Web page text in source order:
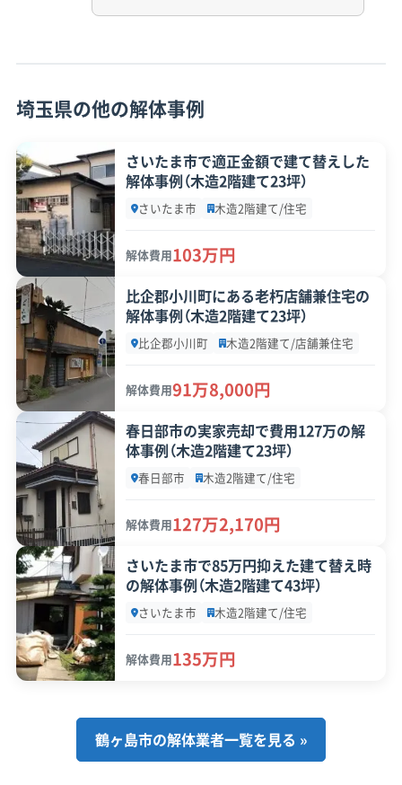
埼玉県の他の解体事例
さいたま市で適正金額で建て替えした
解体事例（木造2階建て23坪）
さいたま市 木造2階建て/住宅
解体費用103万円
比企郡小川町にある老朽店舗兼住宅の
解体事例（木造2階建て23坪）
比企郡小川町 木造2階建て/店舗兼住宅
解体費用91万8,000円
春日部市の実家売却で費用127万の解
体事例（木造2階建て23坪）
春日部市 木造2階建て/住宅
解体費用127万2,170円
さいたま市で85万円抑えた建て替え時
の解体事例（木造2階建て43坪）
さいたま市 木造2階建て/住宅
解体費用135万円
鶴ヶ島市の解体業者一覧を見る »